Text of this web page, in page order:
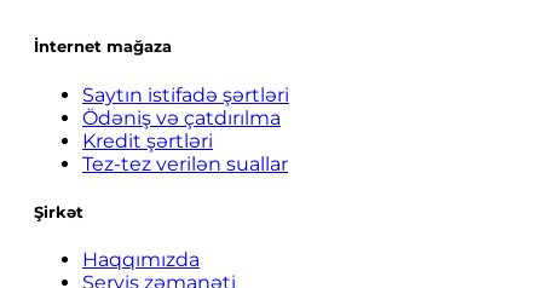
İnternet mağaza
Saytın istifadə şərtləri
Ödəniş və çatdırılma
Kredit şərtləri
Tez-tez verilən suallar
Şirkət
Haqqımızda
Servis zəmanəti